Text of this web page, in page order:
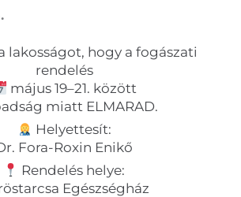
lakosságot, hogy a fogászati
rendelés
május 19–21. között
miatt ELMARAD.
Helyettesít:
Fora-Roxin Enikő
Rendelés helye:
Egészségház